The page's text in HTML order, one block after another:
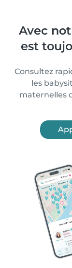
Avec
est
Consultez
les
maternelles